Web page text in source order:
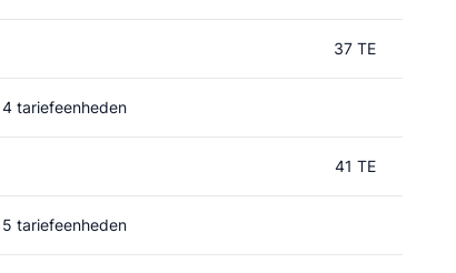
37 TE
4 tariefeenheden
41 TE
5 tariefeenheden